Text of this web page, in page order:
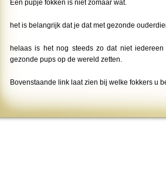
Een pupje fokken is niet zomaar wat.
het is belangrijk dat je dat met gezonde
helaas is het nog steeds zo dat niet
gezonde pups op de wereld zetten.
Bovenstaande link laat zien bij welke fokkers u